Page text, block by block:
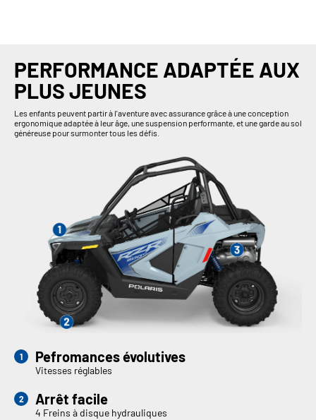
PERFORMANCE ADAPTÉE AUX
PLUS JEUNES
Les enfants peuvent partir à l'aventure avec assurance grâce à une conception
ergonomique adaptée à leur âge, une suspension performante, et une garde au sol
généreuse pour surmonter tous les défis.
Pefromances évolutives
Vitesses réglables
Arrêt facile
4 Freins à disque hydrauliques